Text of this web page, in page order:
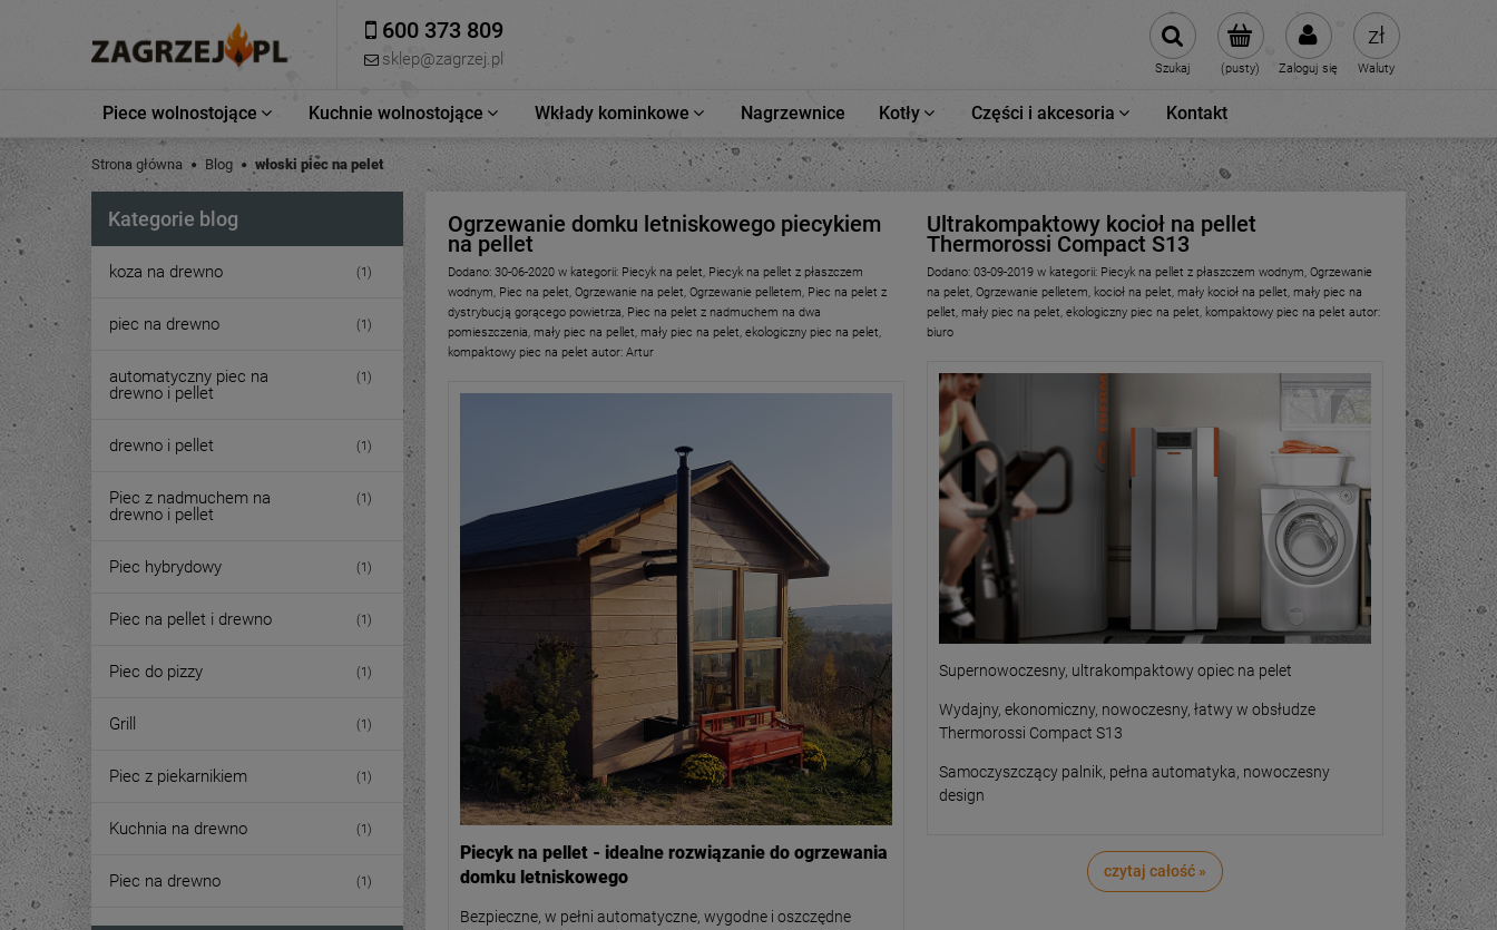
600 373 809
sklep@zagrzej.pl (pusty) Zaloguj się
Szukaj Waluty
Piece wolnostojące Kuchnie wolnostojące Wkłady kominkowe Nagrzewnice Kotły Części i akcesoria Kontakt
Strona główna Blog włoski piec na pelet
Kategorie blog
koza na drewno (1)
piec na drewno (1)
automatyczny piec na
drewno i pellet
(1)
drewno i pellet (1)
Piec z nadmuchem na
drewno i pellet
(1)
Piec hybrydowy (1)
Piec na pellet i drewno (1)
Piec do pizzy (1)
Grill (1)
Piec z piekarnikiem (1)
Kuchnia na drewno (1)
Piec na drewno (1)
Ogrzewanie domku letniskowego piecykiem
na pellet
Dodano: 30-06-2020 w kategorii: Piecyk na pelet, Piecyk na pellet z płaszczem
wodnym, Piec na pelet, Ogrzewanie na pelet, Ogrzewanie pelletem, Piec na pelet z
dystrybucją gorącego powietrza, Piec na pelet z nadmuchem na dwa
pomieszczenia, mały piec na pellet, mały piec na pelet, ekologiczny piec na pelet,
kompaktowy piec na pelet autor: Artur
Piecyk na pellet - idealne rozwiązanie do ogrzewania
domku letniskowego
Bezpieczne, w pełni automatyczne, wygodne i oszczędne
Ultrakompaktowy kocioł na pellet
Thermorossi Compact S13
Dodano: 03-09-2019 w kategorii: Piecyk na pellet z płaszczem wodnym, Ogrzewanie
na pelet, Ogrzewanie pelletem, kocioł na pelet, mały kocioł na pellet, mały piec na
pellet, mały piec na pelet, ekologiczny piec na pelet, kompaktowy piec na pelet autor:
biuro
Supernowoczesny, ultrakompaktowy opiec na pelet
Wydajny, ekonomiczny, nowoczesny, łatwy w obsłudze
Thermorossi Compact S13
Samoczyszczący palnik, pełna automatyka, nowoczesny
design
czytaj całość »